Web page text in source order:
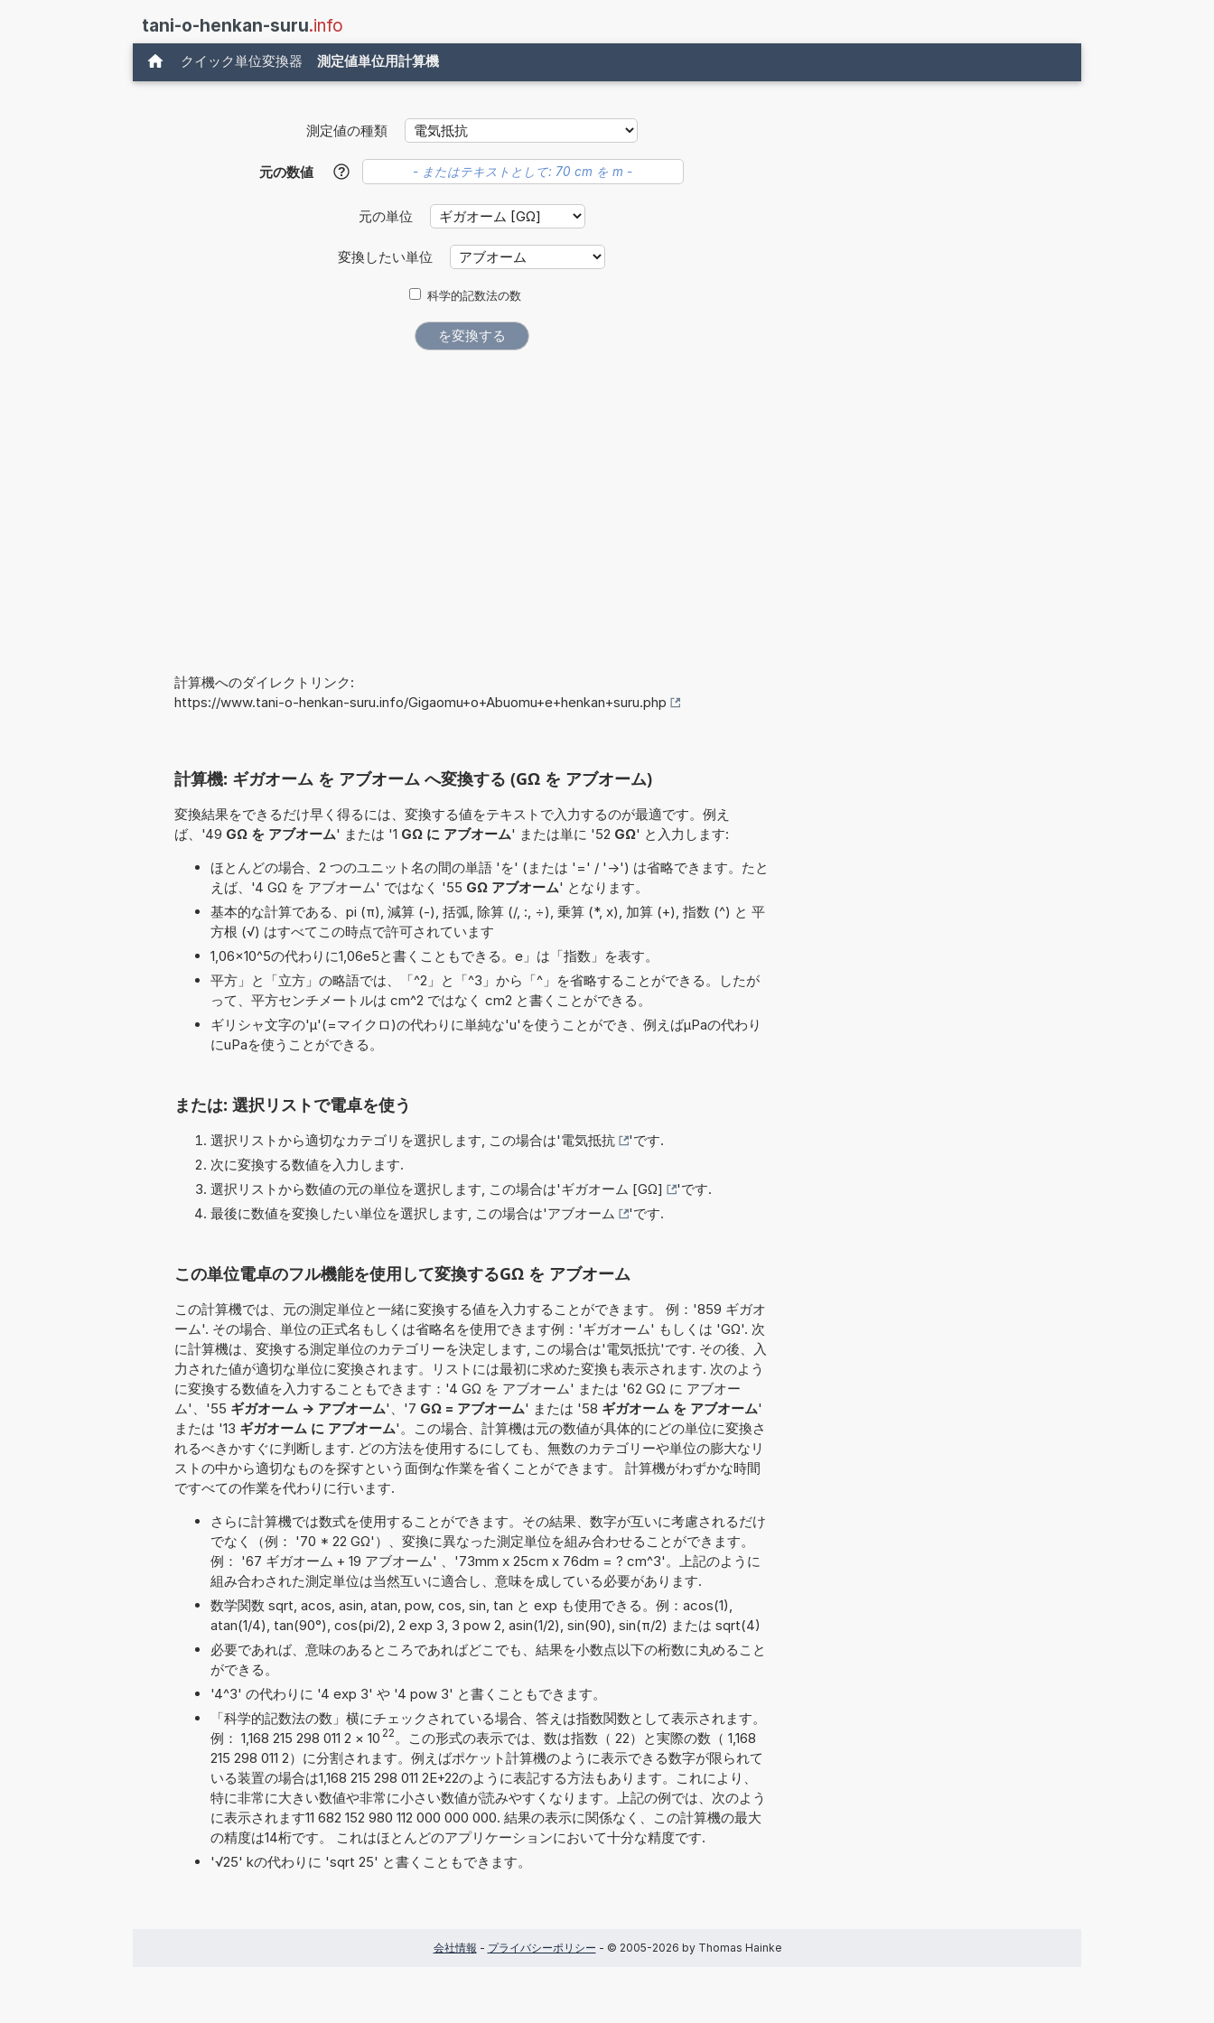
tani-o-henkan-suru.info
クイック単位変換器 測定値単位用計算機
測定値の種類
元の数値 ?
元の単位
変換したい単位
科学的記数法の数
計算機へのダイレクトリンク:
https://www.tani-o-henkan-suru.info/Gigaomu+o+Abuomu+e+henkan+suru.php
計算機: ギガオーム を アブオーム へ変換する (GΩ を アブオーム)
変換結果をできるだけ早く得るには、変換する値をテキストで入力するのが最適です。例え
ば、'49 GΩ を アブオーム' または '1 GΩ に アブオーム' または単に '52 GΩ' と入力します:
ほとんどの場合、2 つのユニット名の間の単語 'を' (または '=' / '->') は省略できます。たと
えば、'4 GΩ を アブオーム' ではなく '55 GΩ アブオーム' となります。
基本的な計算である、pi (π), 減算 (-), 括弧, 除算 (/, :, ÷), 乗算 (*, x), 加算 (+), 指数 (^) と 平
方根 (√) はすべてこの時点で許可されています
1,06×10^5の代わりに1,06e5と書くこともできる。e」は「指数」を表す。
平方」と「立方」の略語では、「^2」と「^3」から「^」を省略することができる。したが
って、平方センチメートルは cm^2 ではなく cm2 と書くことができる。
ギリシャ文字の'μ'(=マイクロ)の代わりに単純な'u'を使うことができ、例えばµPaの代わり
にuPaを使うことができる。
または: 選択リストで電卓を使う
選択リストから適切なカテゴリを選択します, この場合は'電気抵抗
'です.
次に変換する数値を入力します.
選択リストから数値の元の単位を選択します, この場合は'ギガオーム [GΩ]
'です.
最後に数値を変換したい単位を選択します, この場合は'アブオーム 'です.
この単位電卓のフル機能を使用して変換するGΩ を アブオーム
この計算機では、元の測定単位と一緒に変換する値を入力することができます。 例：'859 ギガオ
ーム'. その場合、単位の正式名もしくは省略名を使用できます例：'ギガオーム' もしくは 'GΩ'. 次
に計算機は、変換する測定単位のカテゴリーを決定します, この場合は'電気抵抗'です. その後、入
力された値が適切な単位に変換されます。リストには最初に求めた変換も表示されます. 次のよう
に変換する数値を入力することもできます：'4 GΩ を アブオーム' または '62 GΩ に アブオー
ム'、'55 ギガオーム -> アブオーム'、'7 GΩ = アブオーム' または '58 ギガオーム を アブオーム'
または '13 ギガオーム に アブオーム'。この場合、計算機は元の数値が具体的にどの単位に変換さ
れるべきかすぐに判断します. どの方法を使用するにしても、無数のカテゴリーや単位の膨大なリ
ストの中から適切なものを探すという面倒な作業を省くことができます。 計算機がわずかな時間
ですべての作業を代わりに行います.
さらに計算機では数式を使用することができます。その結果、数字が互いに考慮されるだけ
でなく（例： '70 * 22 GΩ'）、変換に異なった測定単位を組み合わせることができます。
例： '67 ギガオーム + 19 アブオーム' 、'73mm x 25cm x 76dm = ? cm^3'。上記のように
組み合わされた測定単位は当然互いに適合し、意味を成している必要があります.
数学関数 sqrt, acos, asin, atan, pow, cos, sin, tan と exp も使用できる。例：acos(1),
atan(1/4), tan(90°), cos(pi/2), 2 exp 3, 3 pow 2, asin(1/2), sin(90), sin(π/2) または sqrt(4)
必要であれば、意味のあるところであればどこでも、結果を小数点以下の桁数に丸めること
ができる。
'4^3' の代わりに '4 exp 3' や '4 pow 3' と書くこともできます。
「科学的記数法の数」横にチェックされている場合、答えは指数関数として表示されます。
例： 1,168 215 298 011 2 × 10 22 。この形式の表示では、数は指数（ 22）と実際の数（ 1,168
215 298 011 2）に分割されます。例えばポケット計算機のように表示できる数字が限られて
いる装置の場合は1,168 215 298 011 2E+22のように表記する方法もあります。これにより、
特に非常に大きい数値や非常に小さい数値が読みやすくなります。上記の例では、次のよう
に表示されます11 682 152 980 112 000 000 000. 結果の表示に関係なく、この計算機の最大
の精度は14桁です。 これはほとんどのアプリケーションにおいて十分な精度です.
'√25' kの代わりに 'sqrt 25' と書くこともできます。
会社情報 - プライバシーポリシー - © 2005-2026 by Thomas Hainke